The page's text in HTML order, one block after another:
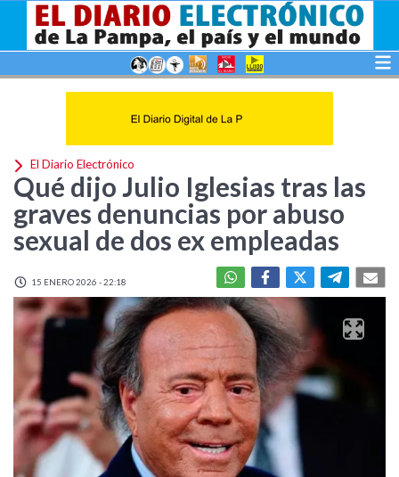
El Diario Electrónico
Qué dijo Julio Iglesias tras las
graves denuncias por abuso
sexual de dos ex empleadas
15 ENERO 2026 - 22:18